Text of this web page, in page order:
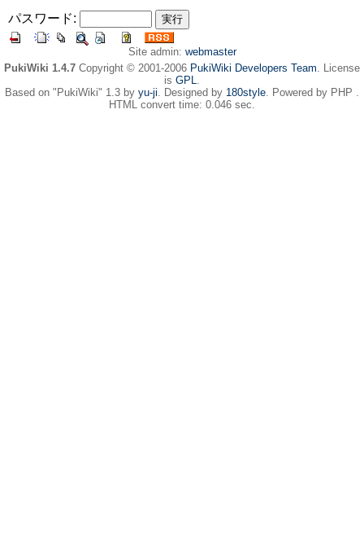
パスワード:
Site admin: webmaster
PukiWiki 1.4.7 Copyright © 2001-2006 PukiWiki Developers Team. License
is GPL.
Based on "PukiWiki" 1.3 by yu-ji. Designed by 180style. Powered by PHP .
HTML convert time: 0.046 sec.